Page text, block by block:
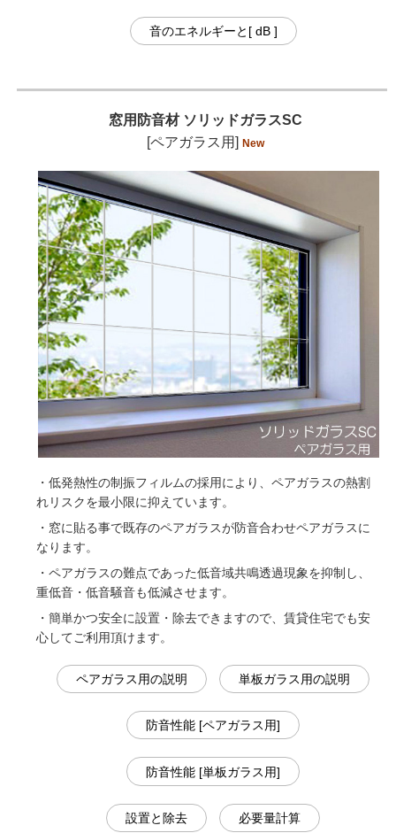
音のエネルギーと[ dB ]
窓用防音材 ソリッドガラスSC
[ペアガラス用] New
・低発熱性の制振フィルムの採用により、ペアガラスの熱割
れリスクを最小限に抑えています。
・窓に貼る事で既存のペアガラスが防音合わせペアガラスに
なります。
・ペアガラスの難点であった低音域共鳴透過現象を抑制し、
重低音・低音騒音も低減させます。
・簡単かつ安全に設置・除去できますので、賃貸住宅でも安
心してご利用頂けます。
ペアガラス用の説明 単板ガラス用の説明
防音性能 [ペアガラス用]
防音性能 [単板ガラス用]
設置と除去 必要量計算